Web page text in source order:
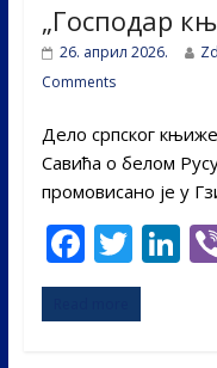
„Господар
26. април 2026.
Comments
Дело српског
Савића о белом
промовисано је у
F
ac
e
T
w
itt
Li